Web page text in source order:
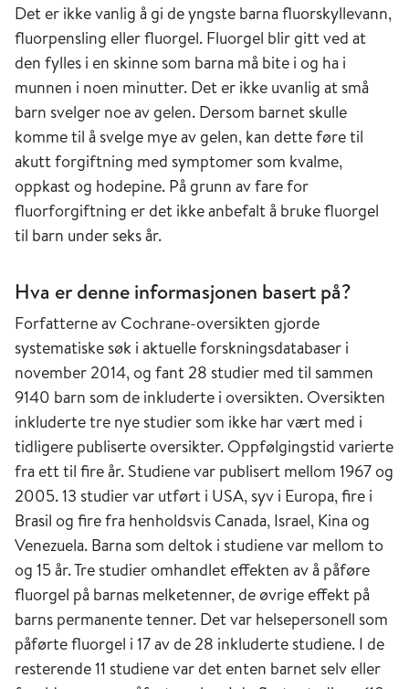
Det er ikke vanlig å gi de yngste barna fluorskyllevann,
fluorpensling eller fluorgel. Fluorgel blir gitt ved at
den fylles i en skinne som barna må bite i og ha i
munnen i noen minutter. Det er ikke uvanlig at små
barn svelger noe av gelen. Dersom barnet skulle
komme til å svelge mye av gelen, kan dette føre til
akutt forgiftning med symptomer som kvalme,
oppkast og hodepine. På grunn av fare for
fluorforgiftning er det ikke anbefalt å bruke fluorgel
til barn under seks år.
Hva er denne informasjonen basert på?
Forfatterne av Cochrane-oversikten gjorde
systematiske søk i aktuelle forskningsdatabaser i
november 2014, og fant 28 studier med til sammen
9140 barn som de inkluderte i oversikten. Oversikten
inkluderte tre nye studier som ikke har vært med i
tidligere publiserte oversikter. Oppfølgingstid varierte
fra ett til fire år. Studiene var publisert mellom 1967 og
2005. 13 studier var utført i USA, syv i Europa, fire i
Brasil og fire fra henholdsvis Canada, Israel, Kina og
Venezuela. Barna som deltok i studiene var mellom to
og 15 år. Tre studier omhandlet effekten av å påføre
fluorgel på barnas melketenner, de øvrige effekt på
barns permanente tenner. Det var helsepersonell som
påførte fluorgel i 17 av de 28 inkluderte studiene. I de
resterende 11 studiene var det enten barnet selv eller